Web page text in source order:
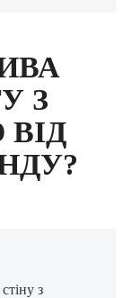
З
з